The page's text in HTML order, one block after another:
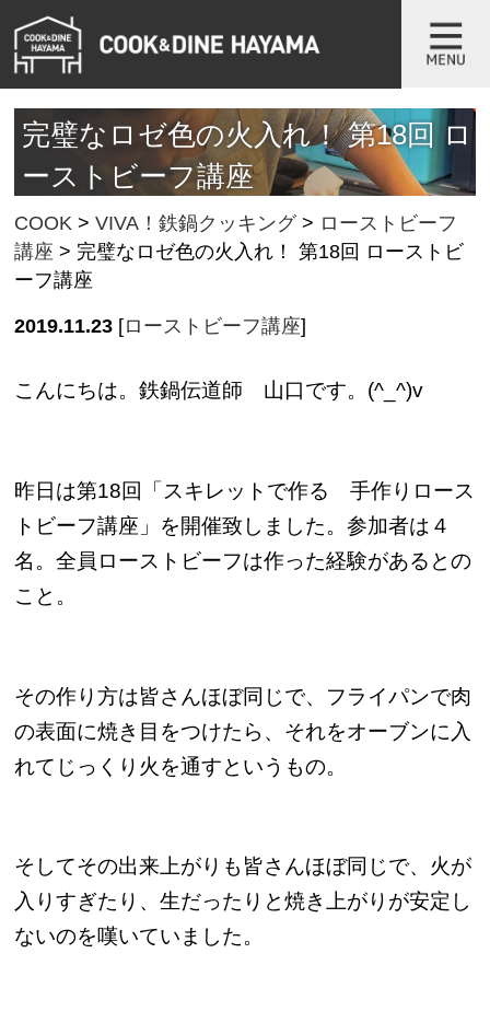
完璧なロゼ色の火入れ！ 第18回 ロ
ーストビーフ講座
COOK >VIVA！鉄鍋クッキング> ローストビーフ
講座 > 完璧なロゼ色の火入れ！ 第18回 ローストビ
ーフ講座
2019.11.23 [ローストビーフ講座]
こんにちは。鉄鍋伝道師 山口です。(^_^)v
昨日は第18回「スキレットで作る 手作りロース
トビーフ講座」を開催致しました。参加者は４
名。全員ローストビーフは作った経験があるとの
こと。
その作り方は皆さんほぼ同じで、フライパンで肉
の表面に焼き目をつけたら、それをオーブンに入
れてじっくり火を通すというもの。
そしてその出来上がりも皆さんほぼ同じで、火が
入りすぎたり、生だったりと焼き上がりが安定し
ないのを嘆いていました。